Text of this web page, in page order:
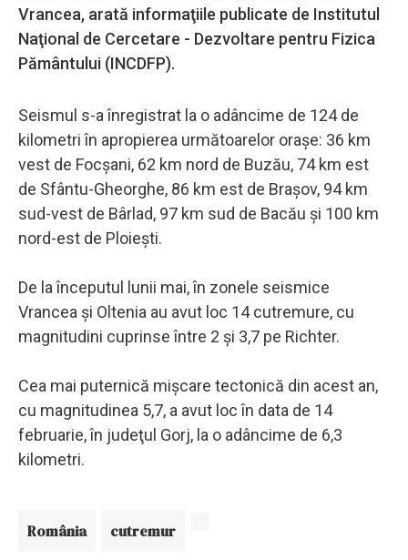
Vrancea, arată informaţiile publicate de Institutul
Naţional de Cercetare - Dezvoltare pentru Fizica
Pământului (INCDFP).
Seismul s-a înregistrat la o adâncime de 124 de
kilometri în apropierea următoarelor oraşe: 36 km
vest de Focşani, 62 km nord de Buzău, 74 km est
de Sfântu-Gheorghe, 86 km est de Braşov, 94 km
sud-vest de Bârlad, 97 km sud de Bacău şi 100 km
nord-est de Ploieşti.
De la începutul lunii mai, în zonele seismice
Vrancea şi Oltenia au avut loc 14 cutremure, cu
magnitudini cuprinse între 2 şi 3,7 pe Richter.
Cea mai puternică mişcare tectonică din acest an,
cu magnitudinea 5,7, a avut loc în data de 14
februarie, în judeţul Gorj, la o adâncime de 6,3
kilometri.
România cutremur